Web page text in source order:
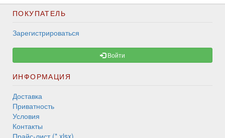
ПОКУПАТЕЛЬ
Зарегистрироваться
Войти
ИНФОРМАЦИЯ
Доставка
Приватность
Условия
Контакты
Прайс-лист (*.xlsx)